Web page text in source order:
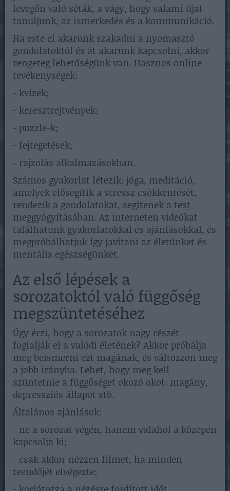
levegőn való séták, a vágy, hogy valami újat
tanuljunk, az ismerkedés és a kommunikáció.
Ha este el akarunk szakadni a nyomasztó
gondolatoktól és át akarunk kapcsolni, akkor
rengeteg lehetőségünk van. Hasznos online
tevékenységek:
- kvízek;
- keresztrejtvények;
- puzzle-k;
- fejtegetések;
- rajzolás alkalmazásokban.
Számos gyakorlat létezik: jóga, meditáció,
amelyek elősegítik a stressz csökkentését,
rendezik a gondolatokat, segítenek a test
meggyógyításában. Az interneten videókat
találhatunk gyakorlatokkal és ajánlásokkal, és
megpróbálhatjuk így javítani az életünket és
mentális egészségünket.
Az első lépések a
sorozatoktól való függőség
megszüntetéséhez
Úgy érzi, hogy a sorozatok nagy részét
foglalják el a valódi életének? Akkor próbálja
meg beismerni ezt magának, és változzon meg
a jobb irányba. Lehet, hogy meg kell
szüntetnie a függőséget okozó okot: magány,
depressziós állapot stb.
Általános ajánlások:
- ne a sorozat végén, hanem valahol a közepén
kapcsolja ki;
- csak akkor nézzen filmet, ha minden
teendőjét elvégezte;